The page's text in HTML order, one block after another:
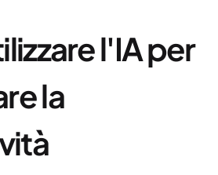
l'IA per
la